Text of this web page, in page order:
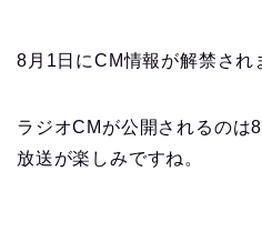
8月1日にCM情報が解禁され
ラジオCMが公開されるのは
放送が楽しみですね。